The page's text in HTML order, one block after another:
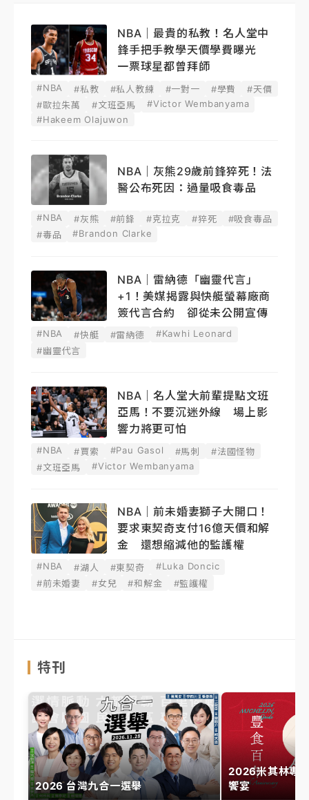
NBA｜最貴的私教！名人堂中
鋒手把手教學天價學費曝光
一票球星都曾拜師
#NBA #私教 #私人教練 #一對一 #學費
#天價
#歐拉朱萬
#文班亞馬
#Victor Wembanyama
#Hakeem Olajuwon
NBA｜灰熊29歲前鋒猝死！法
醫公布死因：過量吸食毒品
#NBA #灰熊 #前鋒 #克拉克 #猝死
#吸食毒品
#毒品
#Brandon Clarke
NBA｜雷納德「幽靈代言」
+1！美媒揭露與快艇螢幕廠商
簽代言合約 卻從未公開宣傳
#NBA #快艇 #雷納德
#Kawhi Leonard
#幽靈代言
NBA｜名人堂大前輩提點文班
亞馬！不要沉迷外線 場上影
響力將更可怕
#NBA #賈索 #Pau Gasol #馬刺
#法國怪物
#文班亞馬
#Victor Wembanyama
NBA｜前未婚妻獅子大開口！
要求東契奇支付16億天價和解
金 還想縮減他的監護權
#NBA #湖人 #東契奇
#Luka Doncic
#前未婚妻
#女兒 #和解金 #監護權
特刊
2026 台灣九合一選舉
2026米其林專
饗宴